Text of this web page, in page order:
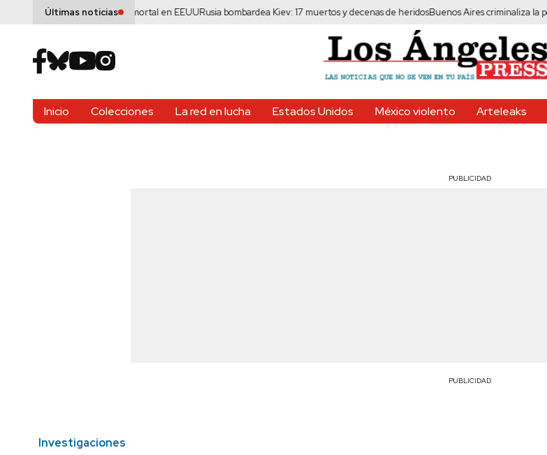
Últimas noticias
ante brote mortal en EEUURusia bombardea Kiev: 17 muertos y decenas de heridosBuenos Aires criminaliza la pobreza y
Inicio Colecciones La red en lucha Estados Unidos México violento Arteleaks
PUBLICIDAD
PUBLICIDAD
Investigaciones